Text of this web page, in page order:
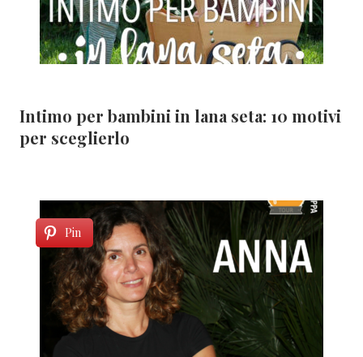
Intimo per bambini in lana seta: 10 motivi
per sceglierlo
Pin